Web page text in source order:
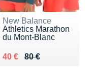
New Balance
Athletics Marathon
du Mont-Blanc
80 €
Au lieu de 80 €
40 €
Vendu 40 €